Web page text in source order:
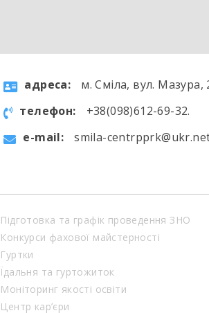
aдресa:
м. Сміла, вул. Мазура,
телефон:
+38(098)612-69-32.
e-mail:
smila-
Підготовка та графік проведення ЗНО
Конкурси фахової майстерності
Гуртки
Їдальня та гуртожиток
Моніторинг якості освіти
Центр кар’єри